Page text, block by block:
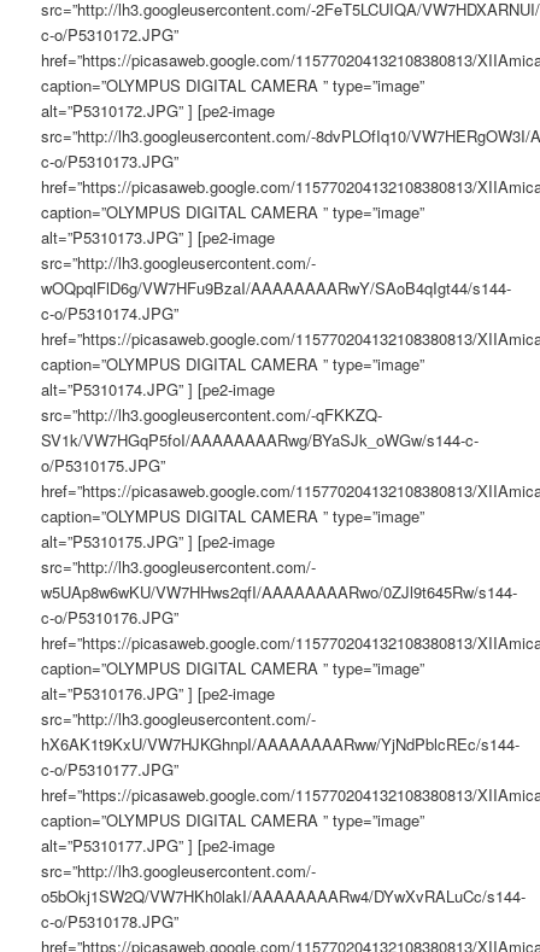
src=”http://lh3.googleusercontent.com/-2FeT5LCUIQA/
c-o/P5310172.JPG”
href=”https://picasaweb.google.com/115770204132108380813/
caption=”OLYMPUS DIGITAL CAMERA ” type=”image”
alt=”P5310172.JPG” ] [pe2-image
src=”http://lh3.googleusercontent.com/-8dvPLOfIq10/
c-o/P5310173.JPG”
href=”https://picasaweb.google.com/115770204132108380813/
caption=”OLYMPUS DIGITAL CAMERA ” type=”image”
alt=”P5310173.JPG” ] [pe2-image
src=”http://lh3.googleusercontent.com/-
wOQpqlFlD6g/VW7HFu9BzaI/AAAAAAAARwY/SAoB4qIgt44/s144-
c-o/P5310174.JPG”
href=”https://picasaweb.google.com/115770204132108380813/
caption=”OLYMPUS DIGITAL CAMERA ” type=”image”
alt=”P5310174.JPG” ] [pe2-image
src=”http://lh3.googleusercontent.com/-qFKKZQ-
SV1k/VW7HGqP5foI/AAAAAAAARwg/BYaSJk_oWGw/s144-c-
o/P5310175.JPG”
href=”https://picasaweb.google.com/115770204132108380813/
caption=”OLYMPUS DIGITAL CAMERA ” type=”image”
alt=”P5310175.JPG” ] [pe2-image
src=”http://lh3.googleusercontent.com/-
w5UAp8w6wKU/VW7HHws2qfI/AAAAAAAARwo/0ZJl9t645Rw/s144-
c-o/P5310176.JPG”
href=”https://picasaweb.google.com/115770204132108380813/
caption=”OLYMPUS DIGITAL CAMERA ” type=”image”
alt=”P5310176.JPG” ] [pe2-image
src=”http://lh3.googleusercontent.com/-
hX6AK1t9KxU/VW7HJKGhnpI/AAAAAAAARww/YjNdPblcREc/s144-
c-o/P5310177.JPG”
href=”https://picasaweb.google.com/115770204132108380813/
caption=”OLYMPUS DIGITAL CAMERA ” type=”image”
alt=”P5310177.JPG” ] [pe2-image
src=”http://lh3.googleusercontent.com/-
o5bOkj1SW2Q/VW7HKh0lakI/AAAAAAAARw4/DYwXvRALuCc/s144-
c-o/P5310178.JPG”
href=”https://picasaweb.google.com/115770204132108380813/